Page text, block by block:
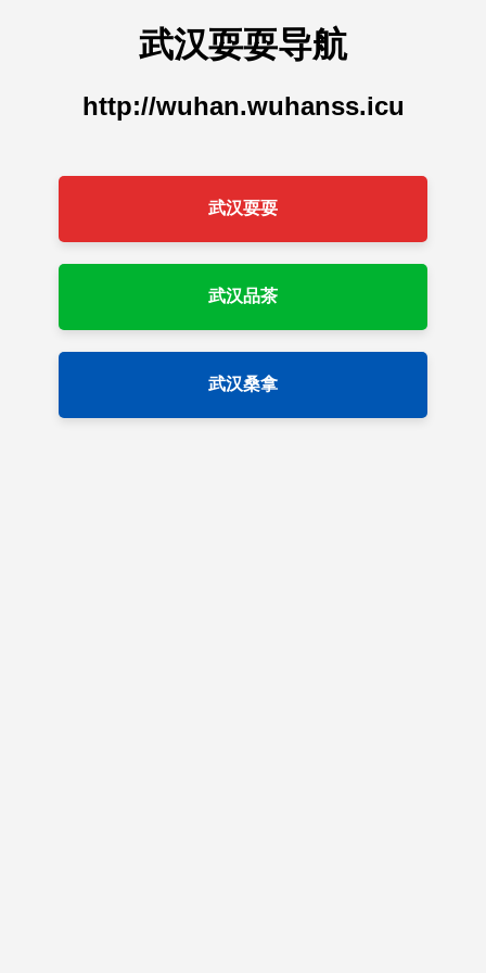
武汉耍耍导航
http://wuhan.wuhanss.icu
武汉耍耍
武汉品茶
武汉桑拿